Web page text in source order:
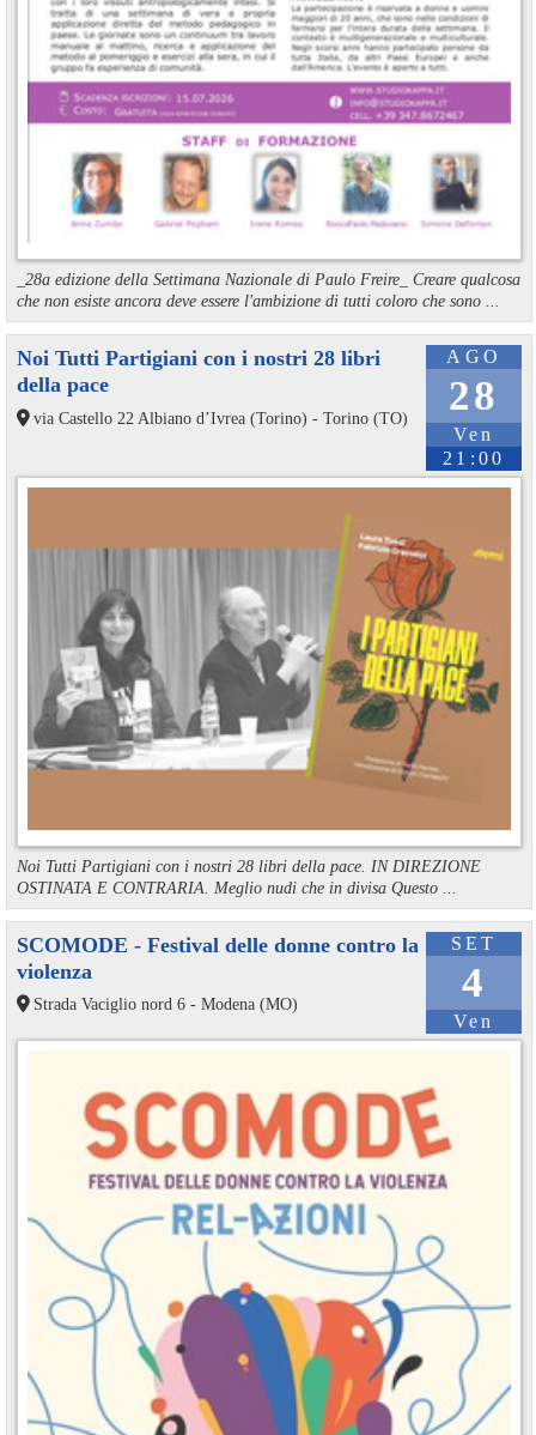
_28a edizione della Settimana Nazionale di Paulo Freire_ Creare qualcosa
che non esiste ancora deve essere l'ambizione di tutti coloro che sono ...
AGO
28
Ven
21:00
Noi Tutti Partigiani con i nostri 28 libri
della pace
via Castello 22 Albiano d’Ivrea (Torino) - Torino (TO)
Noi Tutti Partigiani con i nostri 28 libri della pace. IN DIREZIONE
OSTINATA E CONTRARIA. Meglio nudi che in divisa Questo ...
SET
4
Ven
SCOMODE - Festival delle donne contro la
violenza
Strada Vaciglio nord 6 - Modena (MO)